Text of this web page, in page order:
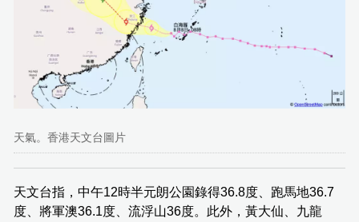
天氣。香港天文台圖片
天文台指，中午12時半元朗公園錄得36.8度、跑馬地36.7
度、將軍澳36.1度、流浮山36度。此外，黃大仙、九龍